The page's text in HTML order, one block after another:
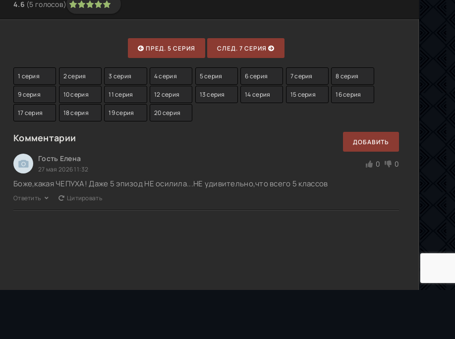
4.6 (5 голосов)
1 2 3 4 5
ПРЕД. 5 СЕРИЯ СЛЕД. 7 СЕРИЯ
1 серия 2 серия 3 серия 4 серия 5 серия 6 серия 7 серия 8 серия
9 серия 10 серия 11 серия 12 серия 13 серия 14 серия 15 серия 16 серия
17 серия 18 серия 19 серия 20 серия
Комментарии ДОБАВИТЬ
Гость Елена
27 мая 2026 11:32
0 0
Боже,какая ЧЕПУХА! Даже 5 эпизод НЕ осилила...НЕ удивительно,что всего 5 классов
Ответить Цитировать